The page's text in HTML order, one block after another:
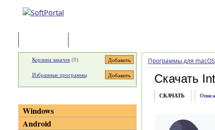
Программы для macOS
Скачать
СКАЧАТЬ
Корзина закачек(0)
Избранные программы
Windows
Android